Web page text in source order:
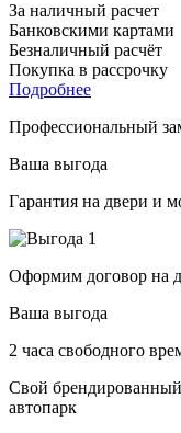
За наличный расчет
Банковскими картами
Безналичный расчёт
Покупка в рассрочку
Подробнее
Профессиональный
Ваша выгода
Гарантия на двери и
Оформим договор на
Ваша выгода
2 часа свободного
Свой брендированный
автопарк